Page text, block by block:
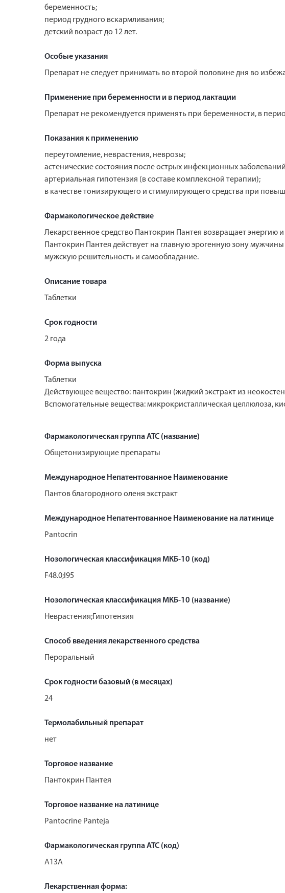
беременность;
период грудного вскармливания;
детский возраст до 12 лет.
Особые указания
Препарат не следует принимать во второй половине дня во
Применение при беременности и в период лактации
Препарат не рекомендуется применять при беременности, в
Показания к применению
переутомление, неврастения, неврозы;
астенические состояния после острых инфекционных
артериальная гипотензия (в составе комплексной терапии);
в качестве тонизирующего и стимулирующего средства при
Фармакологическое действие
Лекарственное средство Пантокрин Пантея возвращает
Пантокрин Пантея действует на главную эрогенную зону
мужскую решительность и самообладание.
Описание товара
Таблетки
Срок годности
2 года
Форма выпуска
Таблетки
Действующее вещество: пантокрин (жидкий экстракт из
Вспомогательные вещества: микрокристаллическая целлюлоза,
Фармакологическая группа АТС (название)
Общетонизирующие препараты
Международное Непатентованное Наименование
Пантов благородного оленя экстракт
Международное Непатентованное Наименование на латинице
Pantocrin
Нозологическая классификация МКБ-10 (код)
F48.0;I95
Нозологическая классификация МКБ-10 (название)
Неврастения;Гипотензия
Способ введения лекарственного средства
Пероральный
Срок годности базовый (в месяцах)
24
Термолабильный препарат
нет
Торговое название
Пантокрин Пантея
Торговое название на латинице
Pantocrine Panteja
Фармакологическая группа АТС (код)
A13A
Лекарственная форма: